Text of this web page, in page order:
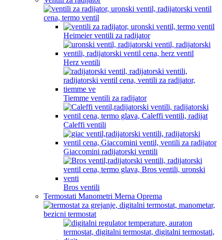
Heimeier ventili za radijator
Herz ventili
Tiemme ventili za radijator
Caleffi ventili
Giaccomini radijatorski ventili
Bros ventili
Termostati Manometri Merna Oprema